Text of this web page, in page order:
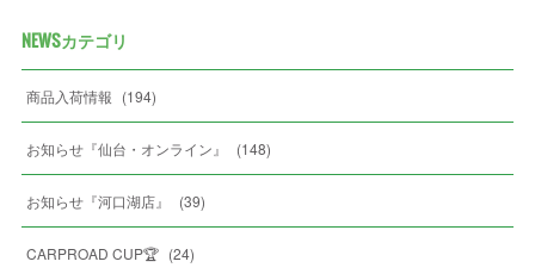
NEWSカテゴリ
商品入荷情報 (194)
お知らせ『仙台・オンライン』 (148)
お知らせ『河口湖店』 (39)
CARPROAD CUP🏆 (24)